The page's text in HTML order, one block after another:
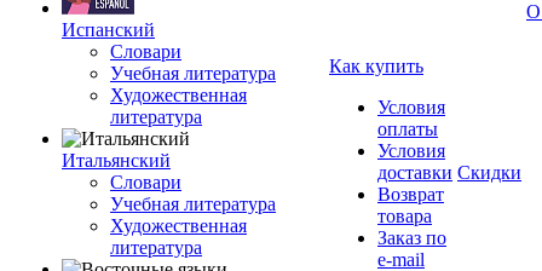
Испанский
Словари
Учебная литература
Художественная
литература
Итальянский
Словари
Учебная литература
Художественная
литература
Как купить
Условия
оплаты
Условия
доставки
Возврат
товара
Заказ по
e-mail
Скидки
О